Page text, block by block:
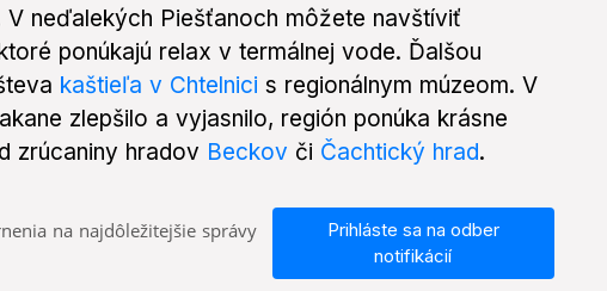
neďalekých Piešťanoch môžete navštíviť
ponúkajú relax v termálnej vode. Ďalšou
kaštieľa v Chtelnici s regionálnym múzeom. V
zlepšilo a vyjasnilo, región ponúka krásne
zrúcaniny hradov Beckov či Čachtický hrad.
na najdôležitejšie správy
Prihláste sa na odber
notifikácií